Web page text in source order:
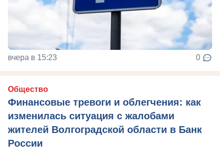
вчера в 15:23 0
Общество
Финансовые тревоги и облегчения: как
изменилась ситуация с жалобами
жителей Волгоградской области в Банк
России